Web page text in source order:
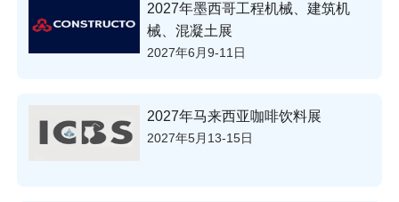
2027年墨西哥工程机械、建筑机
械、混凝土展
2027年6月9-11日
2027年马来西亚咖啡饮料展
2027年5月13-15日